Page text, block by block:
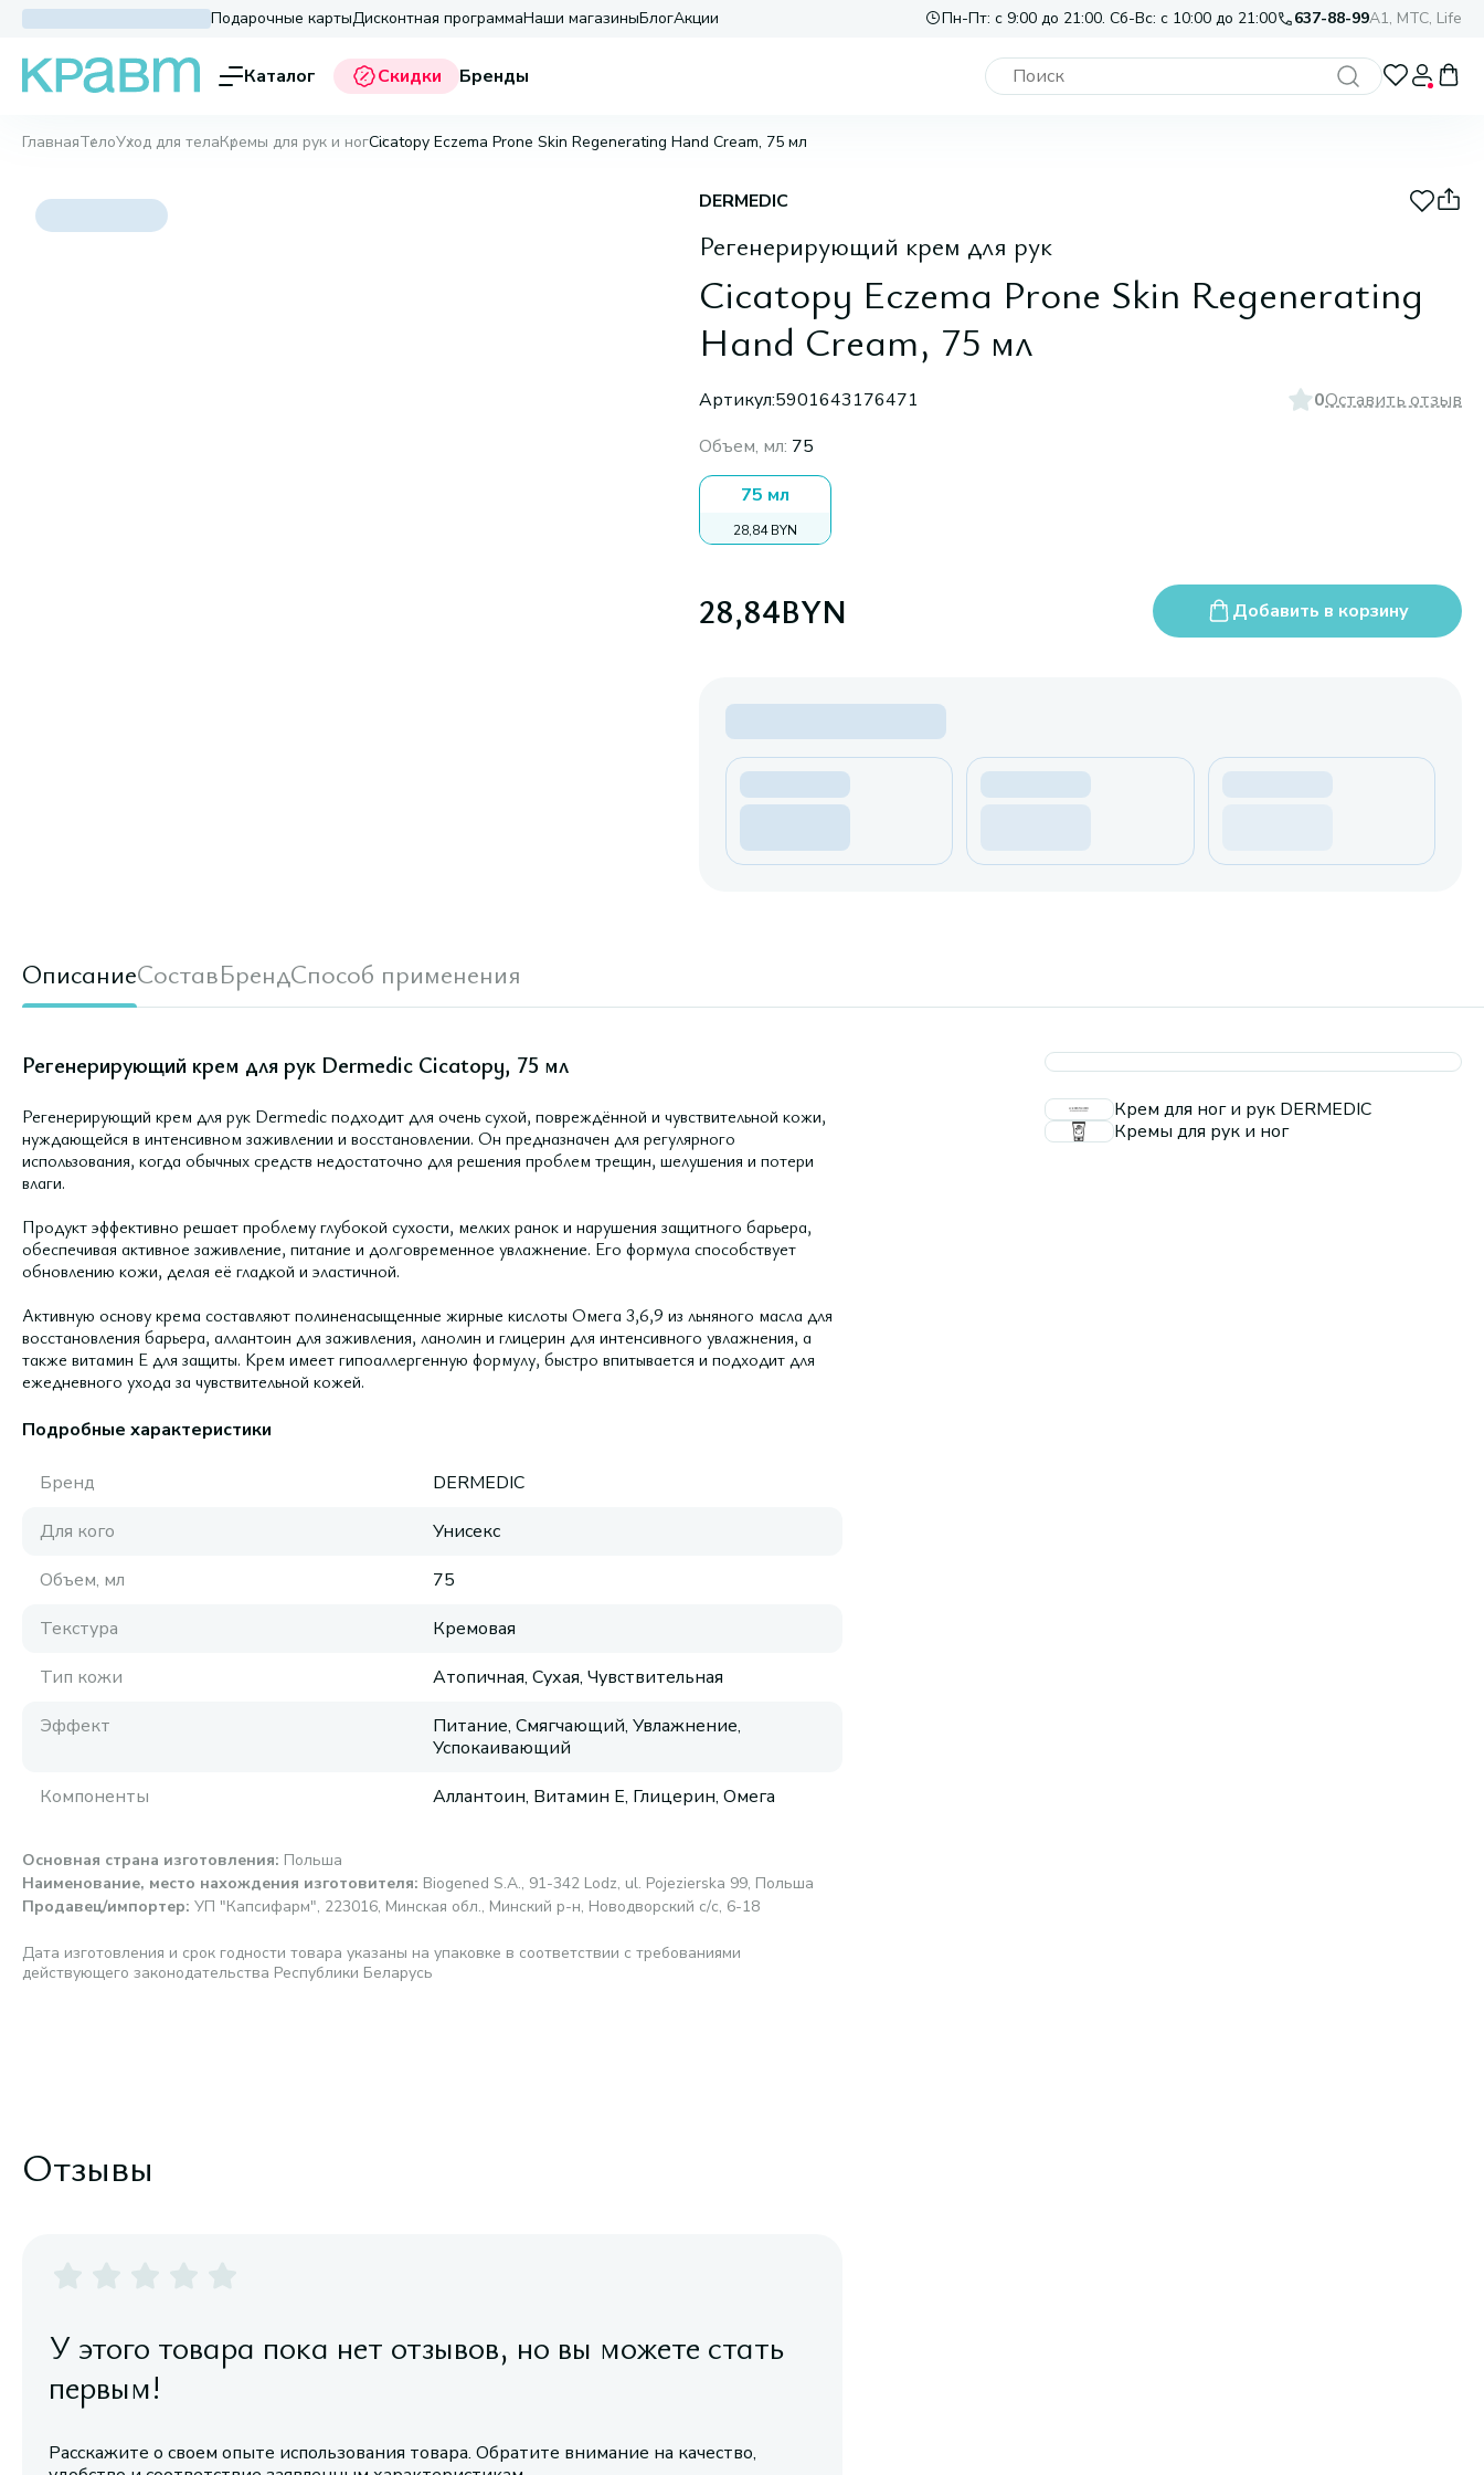
Подарочные картыДисконтная программаНаши магазиныБлогАкции Пн-Пт: с 9:00 до 21:00. Сб-Вс: с 10:00 до 21:00 637-88-99A1, МТС, Life
Каталог Скидки Бренды
ГлавнаяТелоУход для телаКремы для рук и ногCicatopy Eczema Prone Skin Regenerating Hand Cream, 75 мл
DERMEDIC
Регенерирующий крем для рук
Cicatopy Eczema Prone Skin Regenerating
Hand Cream, 75 мл
Артикул:5901643176471 0Оставить отзыв
Объем, мл: 75
75 мл
28,84 BYN
28,84BYN Добавить в корзину
ОписаниеСоставБрендСпособ применения
Регенерирующий крем для рук Dermedic Cicatopy, 75 мл
Регенерирующий крем для рук Dermedic подходит для очень сухой, повреждённой и чувствительной кожи,
нуждающейся в интенсивном заживлении и восстановлении. Он предназначен для регулярного
использования, когда обычных средств недостаточно для решения проблем трещин, шелушения и потери
влаги.
Продукт эффективно решает проблему глубокой сухости, мелких ранок и нарушения защитного барьера,
обеспечивая активное заживление, питание и долговременное увлажнение. Его формула способствует
обновлению кожи, делая её гладкой и эластичной.
Активную основу крема составляют полиненасыщенные жирные кислоты Омега 3,6,9 из льняного масла для
восстановления барьера, аллантоин для заживления, ланолин и глицерин для интенсивного увлажнения, а
также витамин E для защиты. Крем имеет гипоаллергенную формулу, быстро впитывается и подходит для
ежедневного ухода за чувствительной кожей.
Подробные характеристики
Бренд
DERMEDIC
Для кого
Унисекс
Объем, мл
75
Текстура
Кремовая
Тип кожи
Атопичная, Сухая, Чувствительная
Эффект
Питание, Смягчающий, Увлажнение,
Успокаивающий
Компоненты
Аллантоин, Витамин E, Глицерин, Омега
Основная страна изготовления: Польша
Наименование, место нахождения изготовителя: Biogened S.A., 91-342 Lodz, ul. Pojezierska 99, Польша
Продавец/импортер: УП "Капсифарм", 223016, Минская обл., Минский р-н, Новодворский с/с, 6-18
Дата изготовления и срок годности товара указаны на упаковке в соответствии с требованиями
действующего законодательства Республики Беларусь
Крем для ног и рук DERMEDIC
Кремы для рук и ног
Отзывы
У этого товара пока нет отзывов, но вы можете стать
первым!
Расскажите о своем опыте использования товара. Обратите внимание на качество,